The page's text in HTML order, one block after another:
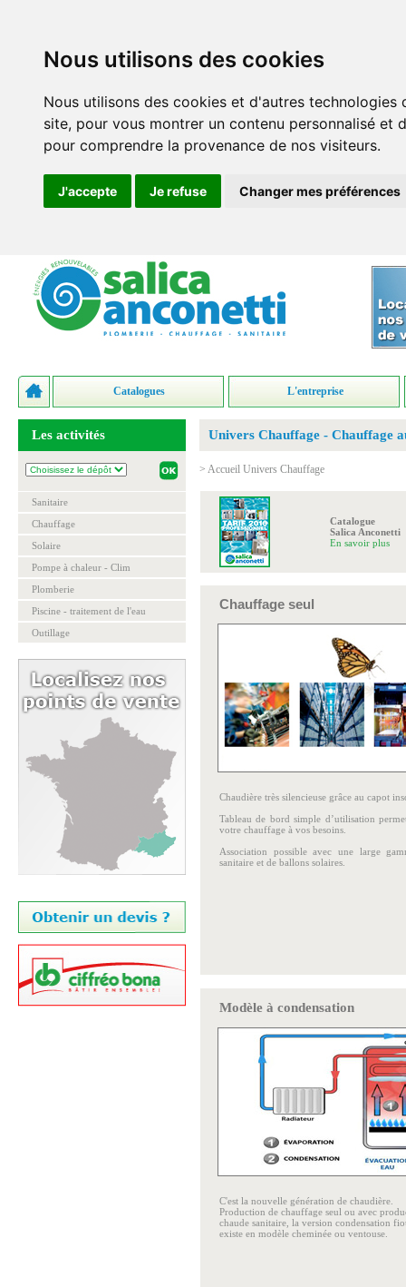
Nous utilisons des cookies
Nous utilisons des cookies et d'autres
site, pour vous montrer un contenu personnalisé
pour comprendre la provenance de nos visiteurs.
J'accepte Je refuse Changer mes préférences
Catalogues L'entreprise
Les activités
Sanitaire
Chauffage
Solaire
Pompe à chaleur - Clim
Plomberie
Piscine - traitement de l'eau
Outillage
Univers Chauffage - Chauffage
> Accueil Univers Chauffage
Catalogue
Salica Anconetti
En savoir plus
Chauffage seul
Chaudière très silencieuse grâce au capot
Tableau de bord simple d’utilisation
votre chauffage à vos besoins.
Association possible avec une large
sanitaire et de ballons solaires.
Modèle à condensation
C'est la nouvelle génération de chaudière.
Production de chauffage seul ou avec
chaude sanitaire, la version condensation
existe en modèle cheminée ou ventouse.